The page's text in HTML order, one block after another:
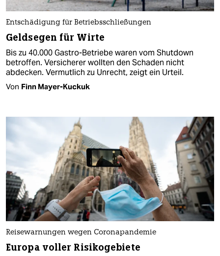
Entschädigung für Betriebsschließungen
Geldsegen für Wirte
Bis zu 40.000 Gastro-Betriebe waren vom Shutdown
betroffen. Versicherer wollten den Schaden nicht
abdecken. Vermutlich zu Unrecht, zeigt ein Urteil.
Von Finn Mayer-Kuckuk
Reisewarnungen wegen Coronapandemie
Europa voller Risikogebiete